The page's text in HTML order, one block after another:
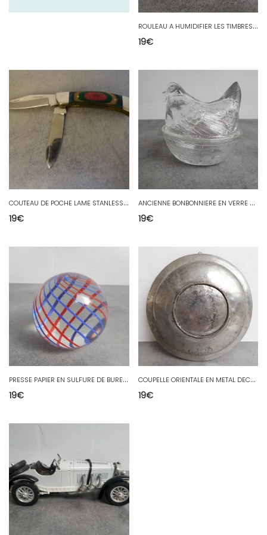
R
OULEAU A HUMIDIFIER LES TIMBRES EN VERRE
19€
C
OUTEAU DE POCHE LAME STANLESS STELL N°11
19€
A
NCIENNE BONBONNIERE EN VERRE DECOR DE POULE
19€
P
RESSE PAPIER EN SULFURE DE BUREAU N°5
19€
C
OUPELLE ORIENTALE EN METAL DECORE
19€